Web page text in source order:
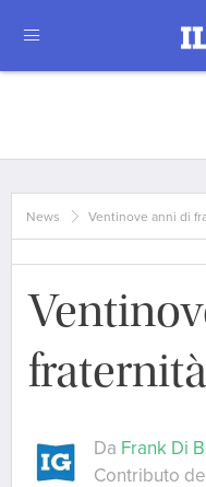
News Ventinove anni di
fraternità
Da Frank Di
Contributo